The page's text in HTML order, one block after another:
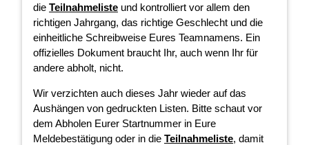
die Teilnahmeliste und kontrolliert vor allem den
richtigen Jahrgang, das richtige Geschlecht und die
einheitliche Schreibweise Eures Teamnamens. Ein
offizielles Dokument braucht Ihr, auch wenn Ihr für
andere abholt, nicht.
Wir verzichten auch dieses Jahr wieder auf das
Aushängen von gedruckten Listen. Bitte schaut vor
dem Abholen Eurer Startnummer in Eure
Meldebestätigung oder in die Teilnahmeliste, damit